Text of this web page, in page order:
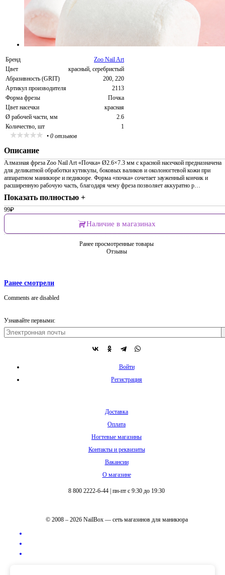
Бренд
Zoo Nail Art
Цвет
красный, серебристый
Абразивность (GRIT)
200, 220
Артикул производителя
2113
Форма фрезы
Почка
Цвет насечки
красная
Ø рабочей части, мм
2.6
Количество, шт
1
• 0 отзывов
Описание
Алмазная фреза Zoo Nail Art «Почка» Ø2.6×7.3 мм с красной насечкой предназначена
для деликатной обработки кутикулы, боковых валиков и околоногтевой кожи при
аппаратном маникюре и педикюре. Форма «почка» сочетает зауженный кончик и
расширенную рабочую часть, благодаря чему фреза позволяет аккуратно р…
Показать полностью +
99₽
Наличие в магазинах
Ранее просмотренные товары
Отзывы
Ранее смотрели
Comments are disabled
Узнавайте первыми:
Войти
Регистрация
Доставка
Оплата
Ногтевые магазины
Контакты и реквизиты
Вакансии
О магазине
8 800 2222-6-44 пн-пт с 9:30 до 19:30
© 2008 – 2026 NailBox — сеть магазинов для маникюра